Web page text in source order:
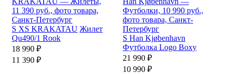
S XS KRAKATAU Жилет
Qu490/1 Rook
18 990 ₽
11 390 ₽
S Han Kjøbenhavn
Футболка Logo Boxy
21 990 ₽
10 990 ₽